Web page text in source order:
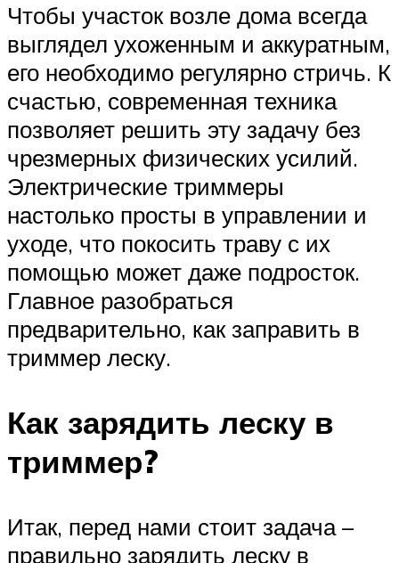
Чтобы участок возле дома всегда
выглядел ухоженным и аккуратным,
его необходимо регулярно стричь. К
счастью, современная техника
позволяет решить эту задачу без
чрезмерных физических усилий.
Электрические триммеры
настолько просты в управлении и
уходе, что покосить траву с их
помощью может даже подросток.
Главное разобраться
предварительно, как заправить в
триммер леску.
Как зарядить леску в
триммер?
Итак, перед нами стоит задача –
правильно зарядить леску в